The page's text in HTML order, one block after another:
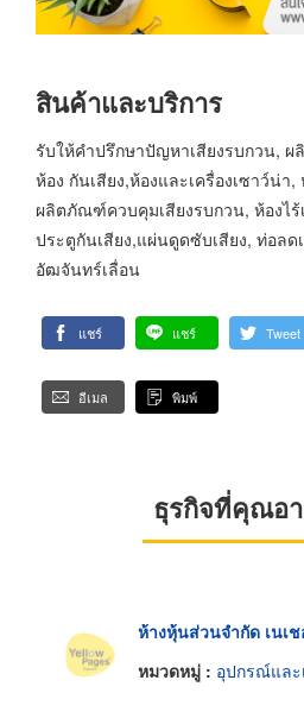
สินค้าและบริการ
รับให้คำปรึกษาปัญหาเสียงรบกวน,
ห้อง กันเสียง,ห้องและเครื่องเซาว์น่า,
ผลิตภัณฑ์ควบคุมเสียงรบกวน, ห้องไร้
ประตูกันเสียง,แผ่นดูดซับเสียง, ท่อลด
อัฒจันทร์เลื่อน
แชร์ แชร์ Tweet
อีเมล พิมพ์
ธุรกิจที่คุณอ
ห้างหุ้นส่วนจำกัด เนเ
หมวดหมู่ : อุปกรณ์และ